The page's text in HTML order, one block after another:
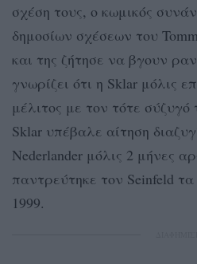
σχέση τους, ο κωμικός
δημοσίων σχέσεων του
και της ζήτησε να βγουν
γνωρίζει ότι η Sklar μόλις
μέλιτος με τον τότε
Sklar υπέβαλε αίτηση
Nederlander μόλις 2 μήνες
παντρεύτηκε τον Seinfeld
1999.